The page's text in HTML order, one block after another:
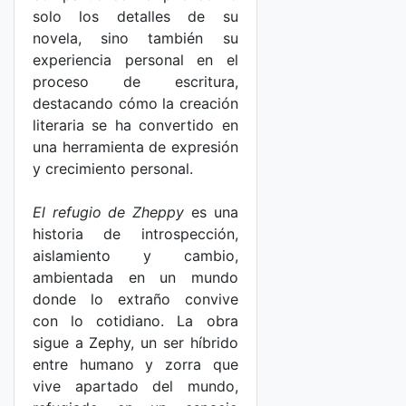
solo los detalles de su
novela, sino también su
experiencia personal en el
proceso de escritura,
destacando cómo la creación
literaria se ha convertido en
una herramienta de expresión
y crecimiento personal.
El refugio de Zheppy es una
historia de introspección,
aislamiento y cambio,
ambientada en un mundo
donde lo extraño convive
con lo cotidiano. La obra
sigue a Zephy, un ser híbrido
entre humano y zorra que
vive apartado del mundo,